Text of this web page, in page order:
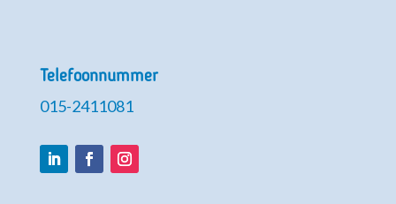
Telefoonnummer
015-2411081